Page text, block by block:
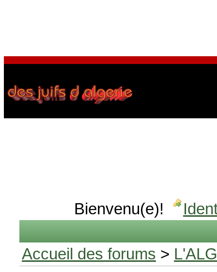
Bienvenu(e)!
Accueil des forums >